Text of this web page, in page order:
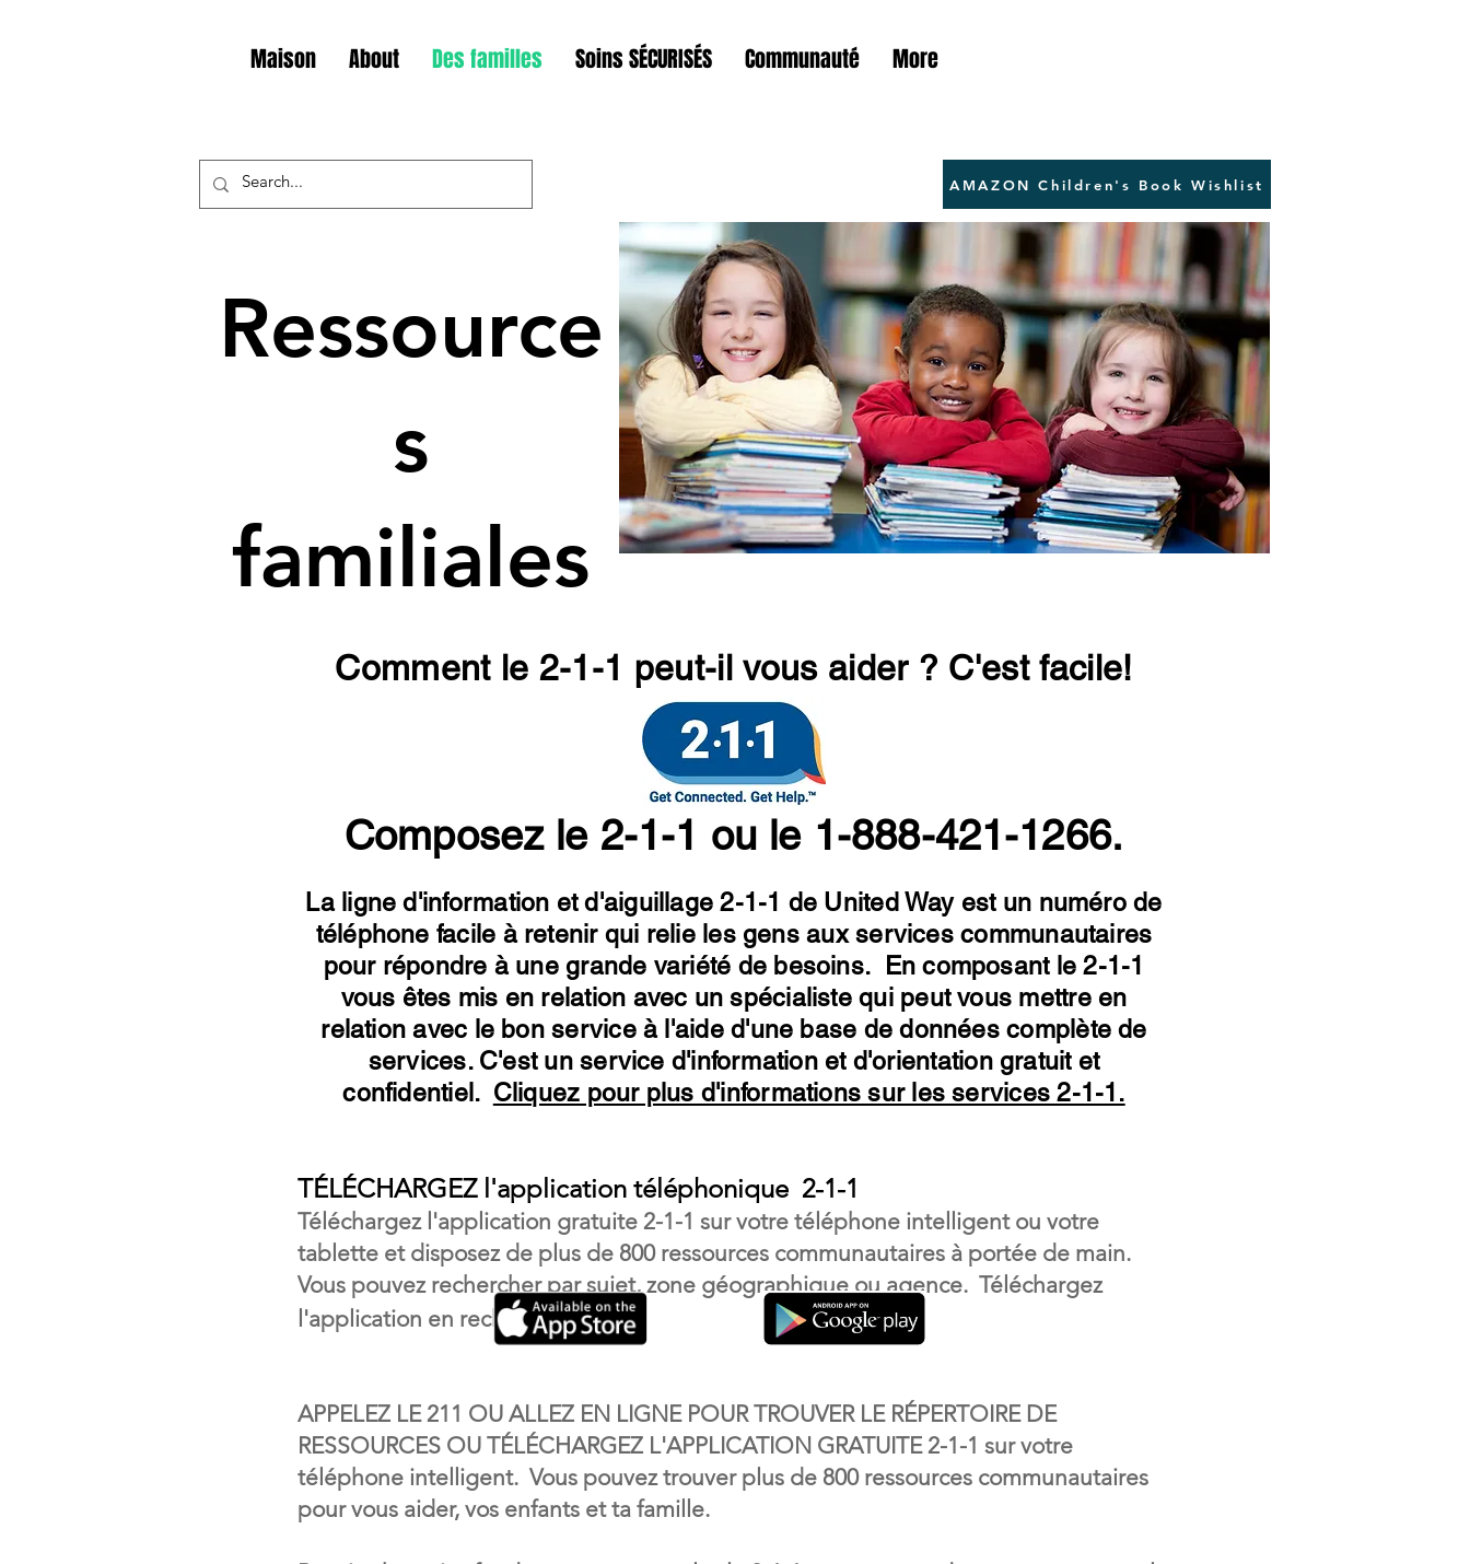
Maison About Des familles Soins SÉCURISÉS Communauté More
AMAZON Children's Book Wishlist
Ressource
s
familiales
Comment le 2-1-1 peut-il vous aider ? C'est facile!
Composez le 2-1-1 ou le 1-888-421-1266.
La ligne d'information et d'aiguillage 2-1-1 de United Way est un numéro de
téléphone facile à retenir qui relie les gens aux services communautaires
pour répondre à une grande variété de besoins. En composant le 2-1-1
vous êtes mis en relation avec un spécialiste qui peut vous mettre en
relation avec le bon service à l'aide d'une base de données complète de
services. C'est un service d'information et d'orientation gratuit et
confidentiel. Cliquez pour plus d'informations sur les services 2-1-1.
TÉLÉCHARGEZ l'application téléphonique 2-1-1
Téléchargez l'application gratuite 2-1-1 sur votre téléphone intelligent ou votre
tablette et disposez de plus de 800 ressources communautaires à portée de main.
Vous pouvez rechercher par sujet, zone géographique ou agence. Téléchargez
l'application en recherchant211.
APPELEZ LE 211 OU ALLEZ EN LIGNE POUR TROUVER LE RÉPERTOIRE DE
RESSOURCES OU TÉLÉCHARGEZ L'APPLICATION GRATUITE 2-1-1 sur votre
téléphone intelligent. Vous pouvez trouver plus de 800 ressources communautaires
pour vous aider, vos enfants et ta famille.